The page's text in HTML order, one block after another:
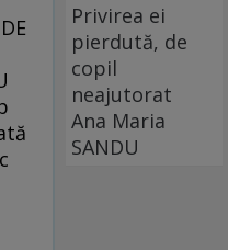
Privirea ei
pierdută, de
copil
neajutorat
Ana Maria
SANDU